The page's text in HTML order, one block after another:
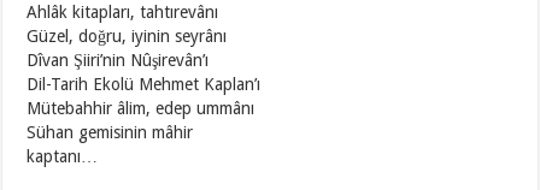
Ahlâk kitapları, tahtırevânı
Güzel, doğru, iyinin seyrânı
Dîvan Şiiri’nin Nûşirevân’ı
Dil-Tarih Ekolü Mehmet Kaplan’ı
Mütebahhir âlim, edep ummânı
Sühan gemisinin mâhir
kaptanı…